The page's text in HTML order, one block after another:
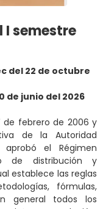
semestre
del 22 de octubre
de junio del 2026
de febrero de 2006 y
de la Autoridad
aprobó el Régimen
de distribución y
establece las reglas
fórmulas,
general todos los